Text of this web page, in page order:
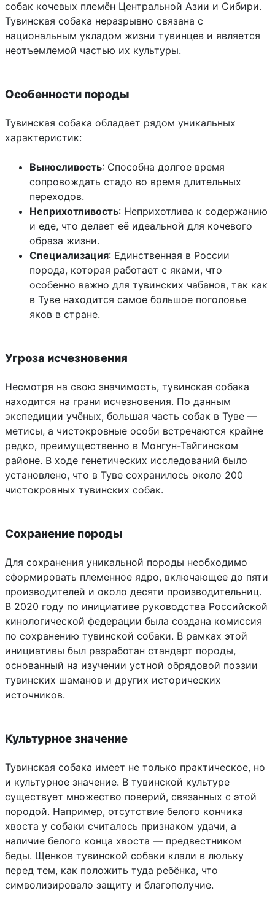
собак кочевых племён Центральной Азии и Сибири.
Тувинская собака неразрывно связана с
национальным укладом жизни тувинцев и является
неотъемлемой частью их культуры.
Особенности породы
Тувинская собака обладает рядом уникальных
характеристик:
Выносливость: Способна долгое время
сопровождать стадо во время длительных
переходов.
Неприхотливость: Неприхотлива к содержанию
и еде, что делает её идеальной для кочевого
образа жизни.
Специализация: Единственная в России
порода, которая работает с яками, что
особенно важно для тувинских чабанов, так как
в Туве находится самое большое поголовье
яков в стране.
Угроза исчезновения
Несмотря на свою значимость, тувинская собака
находится на грани исчезновения. По данным
экспедиции учёных, большая часть собак в Туве —
метисы, а чистокровные особи встречаются крайне
редко, преимущественно в Монгун-Тайгинском
районе. В ходе генетических исследований было
установлено, что в Туве сохранилось около 200
чистокровных тувинских собак.
Сохранение породы
Для сохранения уникальной породы необходимо
сформировать племенное ядро, включающее до пяти
производителей и около десяти производительниц.
В 2020 году по инициативе руководства Российской
кинологической федерации была создана комиссия
по сохранению тувинской собаки. В рамках этой
инициативы был разработан стандарт породы,
основанный на изучении устной обрядовой поэзии
тувинских шаманов и других исторических
источников.
Культурное значение
Тувинская собака имеет не только практическое, но
и культурное значение. В тувинской культуре
существует множество поверий, связанных с этой
породой. Например, отсутствие белого кончика
хвоста у собаки считалось признаком удачи, а
наличие белого конца хвоста — предвестником
беды. Щенков тувинской собаки клали в люльку
перед тем, как положить туда ребёнка, что
символизировало защиту и благополучие.